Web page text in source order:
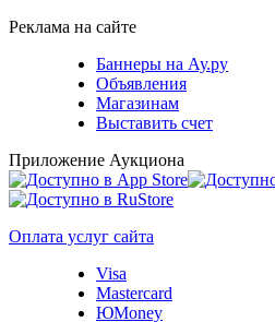
Реклама на сайте
Баннеры на Ау.ру
Объявления
Магазинам
Выставить счет
Приложение Аукциона
Оплата услуг сайта
Visa
Mastercard
ЮMoney